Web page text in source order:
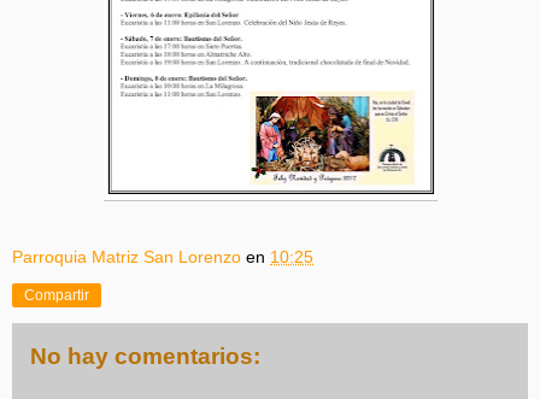
Parroquia Matriz San Lorenzo en 10:25
Compartir
No hay comentarios: